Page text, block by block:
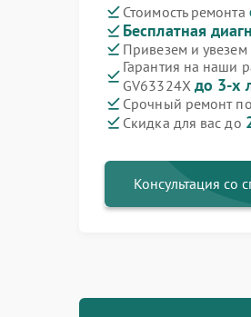
Стоимость ремонта
Бесплатная
Привезем и
Гарантия на наши
GV63324X до 3-х
Срочный ремонт
Скидка для вас до
Консультация со